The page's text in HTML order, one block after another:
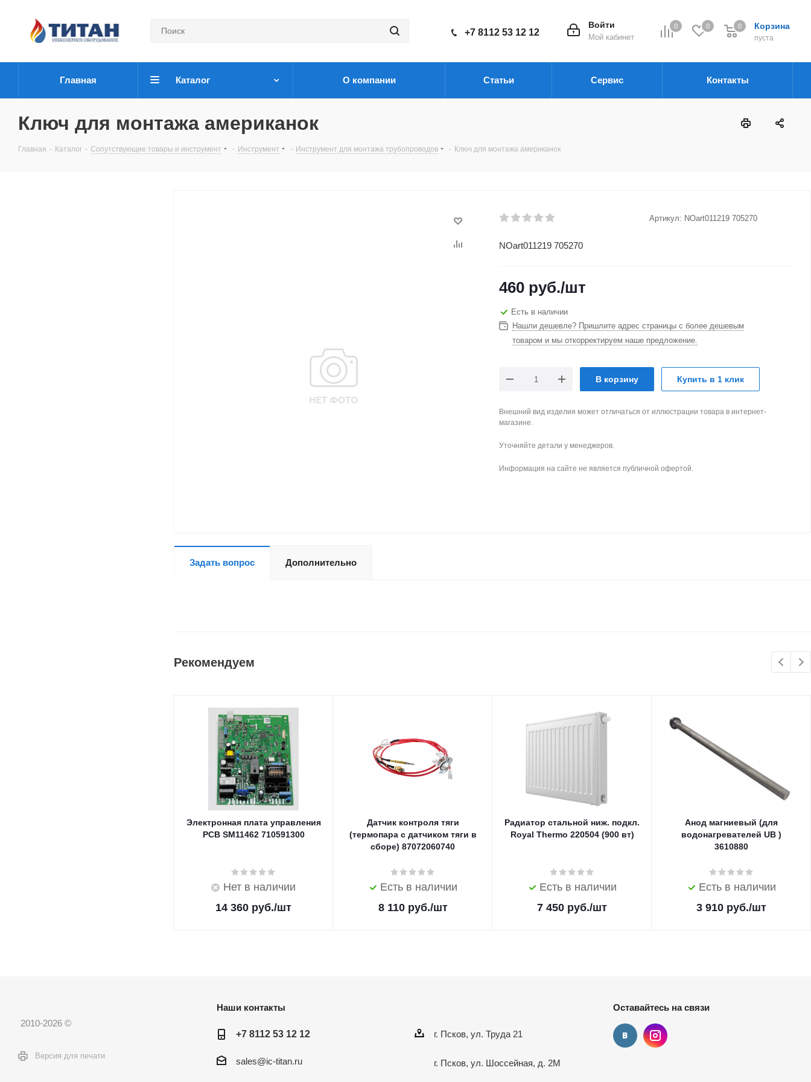
0 0 Корзина
пуста
0
Войти
Мой кабинет
+7 8112 53 12 12
Главная Каталог О компании Статьи Сервис Контакты
Ключ для монтажа американок
Главная - Каталог - Сопутствующие товары и инструмент - Инструмент - Инструмент для монтажа трубопроводов - Ключ для монтажа американок
Артикул: NOart011219 705270
NOart011219 705270
460 руб./шт
Есть в наличии
Нашли дешевле? Пришлите адрес страницы с более дешевым
товаром и мы откорректируем наше предложение.
В корзину Купить в 1 клик
Внешний вид изделия может отличаться от иллюстрации товара в интернет-
магазине.
Уточняйте детали у менеджеров.
Информация на сайте не является публичной офертой.
Задать вопрос Дополнительно
Рекомендуем
Электронная плата управления
PCB SM11462 710591300
Нет в наличии
14 360 руб./шт
Датчик контроля тяги
(термопара с датчиком тяги в
сборе) 87072060740
Есть в наличии
8 110руб./шт
Радиатор стальной ниж. подкл.
Royal Thermo 220504 (900 вт)
Есть в наличии
7 450 руб./шт
Анод магниевый (для
водонагревателей UB )
3610880
Есть в наличии
3 910 руб./шт
2010-2026 ©
Версия для печати
Наши контакты
+7 8112 53 12 12
sales@ic-titan.ru
г. Псков, ул. Труда 21
г. Псков, ул. Шоссейная, д. 2М
Оставайтесь на связи